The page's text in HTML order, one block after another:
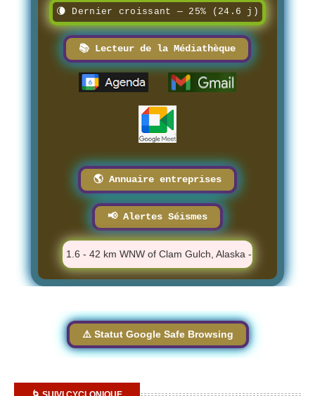
🌘 Dernier croissant — 25% (24.6 j)
📚 Lecteur de la Médiathèque
🌎 Annuaire entreprises
📢 Alertes Séismes
⚠️ M 1.6 - 42 km WNW of Clam Gulch, Alaska - 9:56:54 AM
⚠️ Statut Google Safe Browsing